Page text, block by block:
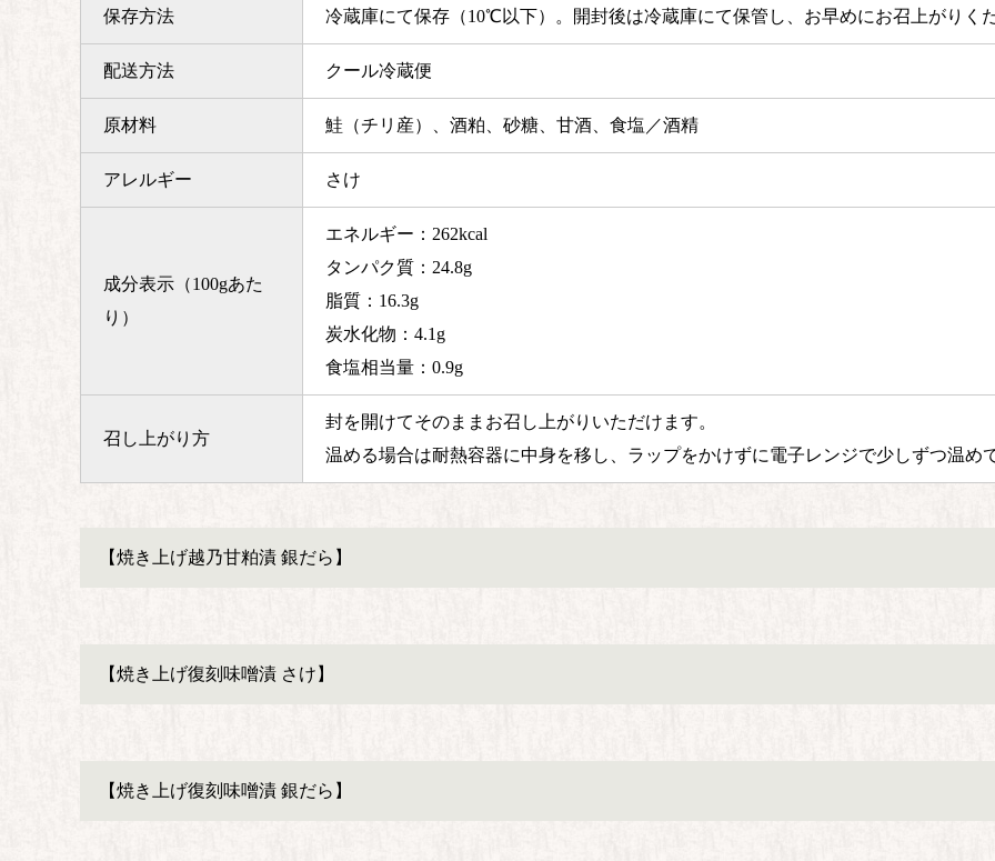
保存方法 冷蔵庫にて保存（10℃以下）。 開封後は冷蔵庫にて保管し、お早めにお召上がりく
配送方法 クール冷蔵便
原材料 鮭（チリ産）、酒粕、砂糖、甘酒、食塩／酒精
アレルギー さけ
成分表示（100gあた
り）
エネルギー：262kcal
タンパク質：24.8g
脂質：16.3g
炭水化物：4.1g
食塩相当量：0.9g
召し上がり方
封を開けてそのままお召し上がりいただけます。
温める場合は耐熱容器に中身を移し、ラップをかけずに電子レンジで少しずつ温め
【焼き上げ越乃甘粕漬 銀だら】
【焼き上げ復刻味噌漬 さけ】
【焼き上げ復刻味噌漬 銀だら】